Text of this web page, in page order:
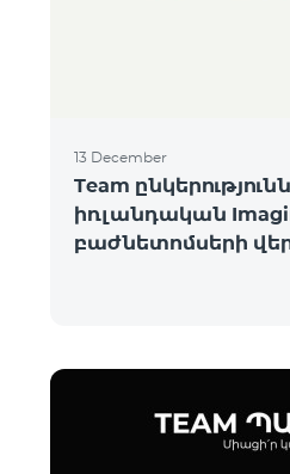
13 December
Team
իռլանդական
բաժնետոմսերի